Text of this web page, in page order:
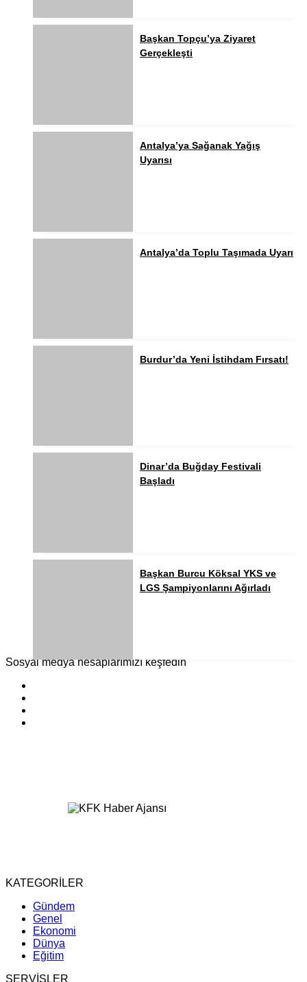
Başkan Topçu’ya Ziyaret
Gerçekleşti
Antalya’ya Sağanak Yağış
Uyarısı
Antalya’da Toplu Taşımada Uyarı
Burdur’da Yeni İstihdam Fırsatı!
Dinar’da Buğday Festivali
Başladı
Başkan Burcu Köksal YKS ve
LGS Şampiyonlarını Ağırladı
Sosyal medya hesaplarımızı keşfedin
KATEGORİLER
Gündem
Genel
Ekonomi
Dünya
Eğitim
SERVİSLER